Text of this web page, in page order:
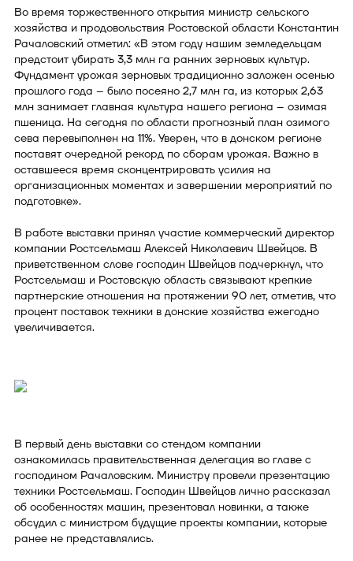
Во время торжественного открытия министр сельского
хозяйства и продовольствия Ростовской области Константин
Рачаловский отметил: «В этом году нашим земледельцам
предстоит убирать 3,3 млн га ранних зерновых культур.
Фундамент урожая зерновых традиционно заложен осенью
прошлого года – было посеяно 2,7 млн га, из которых 2,63
млн занимает главная культура нашего региона – озимая
пшеница. На сегодня по области прогнозный план озимого
сева перевыполнен на 11%. Уверен, что в донском регионе
поставят очередной рекорд по сборам урожая. Важно в
оставшееся время сконцентрировать усилия на
организационных моментах и завершении мероприятий по
подготовке».
В работе выставки принял участие коммерческий директор
компании Ростсельмаш Алексей Николаевич Швейцов. В
приветственном слове господин Швейцов подчеркнул, что
Ростсельмаш и Ростовскую область связывают крепкие
партнерские отношения на протяжении 90 лет, отметив, что
процент поставок техники в донские хозяйства ежегодно
увеличивается.
В первый день выставки со стендом компании
ознакомилась правительственная делегация во главе с
господином Рачаловским. Министру провели презентацию
техники Ростсельмаш. Господин Швейцов лично рассказал
об особенностях машин, презентовал новинки, а также
обсудил с министром будущие проекты компании, которые
ранее не представлялись.